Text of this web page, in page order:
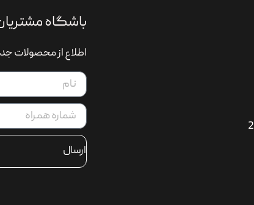
باشگاه
اطلاع از محصولات
ارسال